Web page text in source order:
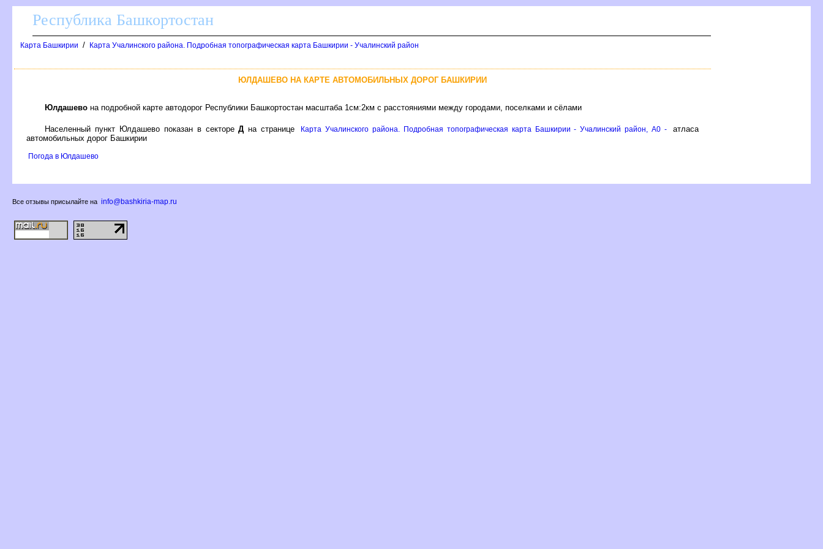
Республика Башкортостан
Карта Башкирии / Карта Учалинского района. Подробная топографическая карта Башкирии - Учалинский район
ЮЛДАШЕВО НА КАРТЕ АВТОМОБИЛЬНЫХ ДОРОГ БАШКИРИИ
Юлдашево на подробной карте автодорог Республики Башкортостан масштаба 1см:2км с расстояниями между городами, поселками и сёлами
Населенный пункт Юлдашево показан в сектореД на странице Карта Учалинского района. Подробная топографическая карта Башкирии - Учалинский район, A0 -
атласа
автомобильных дорог Башкирии
Погода в Юлдашево
се отзывы присылайте на info@bashkiria-map.ru